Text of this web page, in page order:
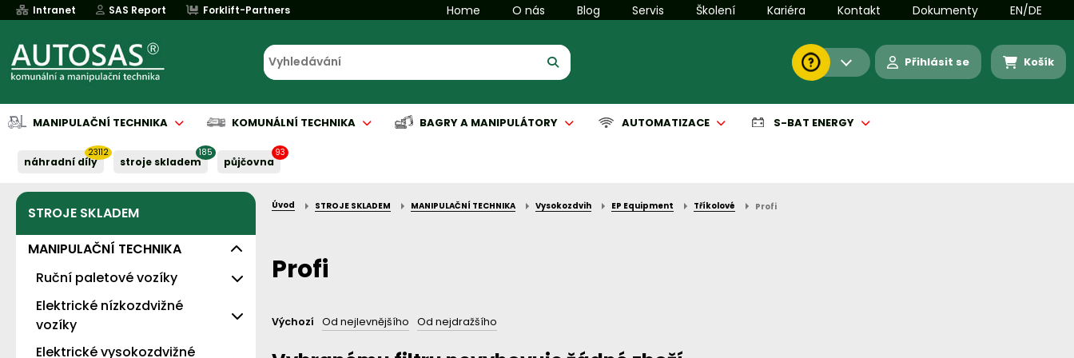
Intranet SAS Report Forklift-Partners Home O nás Blog Servis Školení Kariéra Kontakt Dokumenty EN/DE
Přihlásit se Košík
MANIPULAČNÍ TECHNIKA
Půjčovna
KOMUNÁLNÍ TECHNIKA
Půjčovna
BAGRY A MANIPULÁTORY
Servis baterií
AUTOMATIZACE
Implementace
S-BAT ENERGY
Servis baterií
náhradní díly
23112
stroje skladem
185
půjčovna
93
STROJE SKLADEM
MANIPULAČNÍ TECHNIKA
Ruční paletové vozíky
Levné - s nosností 2t
Standardní
Elektrické nízkozdvižné
vozíky
Eko
Elektrické vysokozdvižné
Úvod STROJE SKLADEM MANIPULAČNÍ TECHNIKA Vysokozdvih EP Equipment Tříkolové Profi
Profi
Výchozí Od nejlevnějšího Od nejdražšího